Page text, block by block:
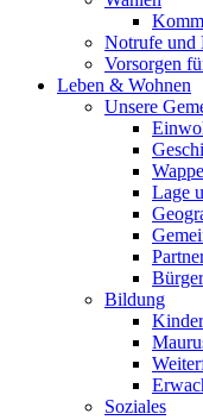
Notrufe und
Vorsorgen
Leben & Wohnen
Unsere
Lage
Bildung
Soziales